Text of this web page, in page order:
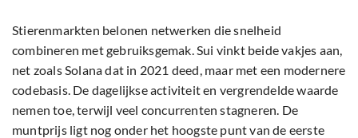
Stierenmarkten belonen netwerken die snelheid
combineren met gebruiksgemak. Sui vinkt beide vakjes aan,
net zoals Solana dat in 2021 deed, maar met een modernere
codebasis. De dagelijkse activiteit en vergrendelde waarde
nemen toe, terwijl veel concurrenten stagneren. De
muntprijs ligt nog onder het hoogste punt van de eerste